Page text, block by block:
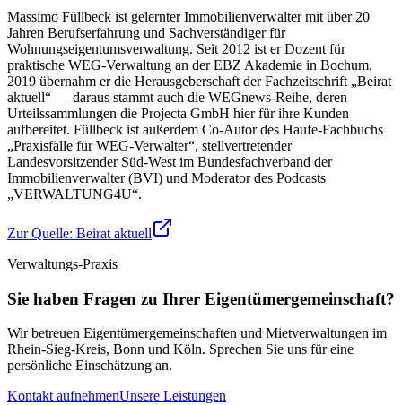
Massimo Füllbeck ist gelernter Immobilienverwalter mit über 20
Jahren Berufserfahrung und Sachverständiger für
Wohnungseigentumsverwaltung. Seit 2012 ist er Dozent für
praktische WEG-Verwaltung an der EBZ Akademie in Bochum.
2019 übernahm er die Herausgeberschaft der Fachzeitschrift „Beirat
aktuell“ — daraus stammt auch die WEGnews-Reihe, deren
Urteilssammlungen die Projecta GmbH hier für ihre Kunden
aufbereitet. Füllbeck ist außerdem Co-Autor des Haufe-Fachbuchs
„Praxisfälle für WEG-Verwalter“, stellvertretender
Landesvorsitzender Süd-West im Bundesfachverband der
Immobilienverwalter (BVI) und Moderator des Podcasts
„VERWALTUNG4U“.
Zur Quelle: Beirat aktuell
Verwaltungs-Praxis
Sie haben Fragen zu Ihrer Eigentümergemeinschaft?
Wir betreuen Eigentümergemeinschaften und Mietverwaltungen im
Rhein-Sieg-Kreis, Bonn und Köln. Sprechen Sie uns für eine
persönliche Einschätzung an.
Kontakt aufnehmenUnsere Leistungen